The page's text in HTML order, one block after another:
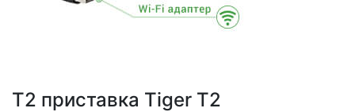
Т2 приставка Tiger T2